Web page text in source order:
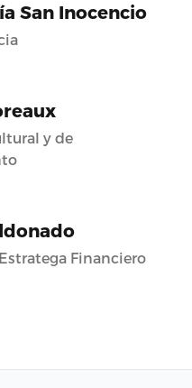
San Inocencio
y de
Financiero